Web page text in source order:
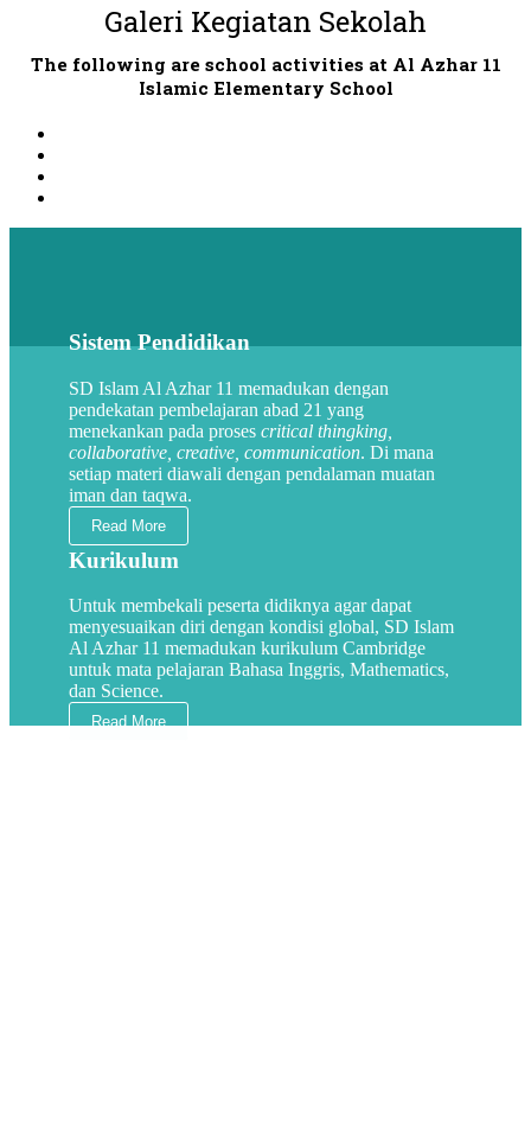
Galeri Kegiatan Sekolah
The following are school activities at Al Azhar 11
Islamic Elementary School
Sistem Pendidikan
SD Islam Al Azhar 11 memadukan dengan
pendekatan pembelajaran abad 21 yang
menekankan pada proses critical thingking,
collaborative, creative, communication. Di mana
setiap materi diawali dengan pendalaman muatan
iman dan taqwa.
Read More
Kurikulum
Untuk membekali peserta didiknya agar dapat
menyesuaikan diri dengan kondisi global, SD Islam
Al Azhar 11 memadukan kurikulum Cambridge
untuk mata pelajaran Bahasa Inggris, Mathematics,
dan Science.
Read More